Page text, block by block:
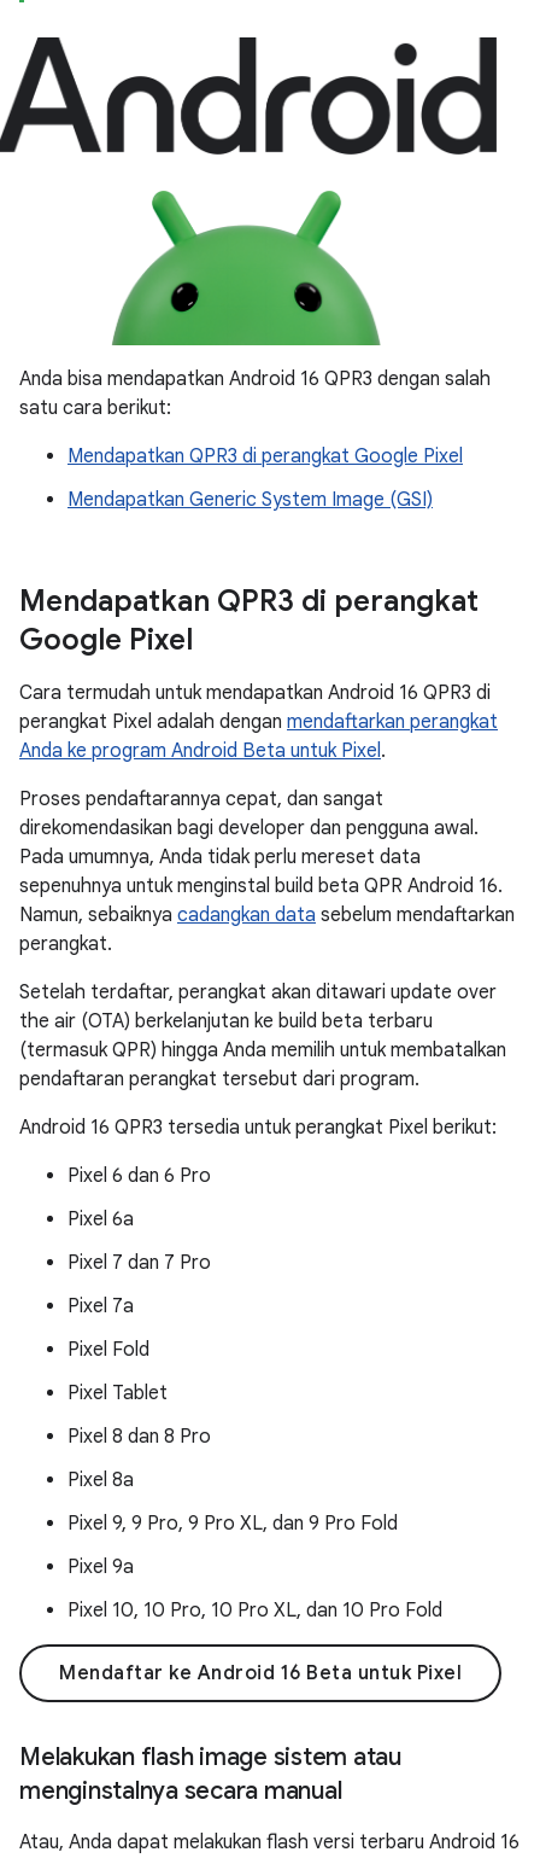
Anda bisa mendapatkan Android 16 QPR3 dengan salah
satu cara berikut:
Mendapatkan QPR3 di perangkat Google Pixel
Mendapatkan Generic System Image (GSI)
Mendapatkan QPR3 di perangkat
Google Pixel
Cara termudah untuk mendapatkan Android 16 QPR3 di
perangkat Pixel adalah dengan mendaftarkan perangkat
Anda ke program Android Beta untuk Pixel.
Proses pendaftarannya cepat, dan sangat
direkomendasikan bagi developer dan pengguna awal.
Pada umumnya, Anda tidak perlu mereset data
sepenuhnya untuk menginstal build beta QPR Android 16.
Namun, sebaiknya cadangkan data sebelum mendaftarkan
perangkat.
Setelah terdaftar, perangkat akan ditawari update over
the air (OTA) berkelanjutan ke build beta terbaru
(termasuk QPR) hingga Anda memilih untuk membatalkan
pendaftaran perangkat tersebut dari program.
Android 16 QPR3 tersedia untuk perangkat Pixel berikut:
Pixel 6 dan 6 Pro
Pixel 6a
Pixel 7 dan 7 Pro
Pixel 7a
Pixel Fold
Pixel Tablet
Pixel 8 dan 8 Pro
Pixel 8a
Pixel 9, 9 Pro, 9 Pro XL, dan 9 Pro Fold
Pixel 9a
Pixel 10, 10 Pro, 10 Pro XL, dan 10 Pro Fold
Mendaftar ke Android 16 Beta untuk Pixel
Melakukan flash image sistem atau
menginstalnya secara manual
Atau, Anda dapat melakukan flash versi terbaru Android 16